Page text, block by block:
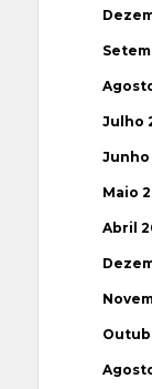
Julho
Junho
Maio
Abril